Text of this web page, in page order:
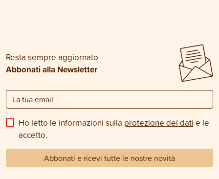
Resta sempre aggiornato
Abbonati alla Newsletter
Ho letto le informazioni sulla protezione dei dati e le
accetto.
Abbonati e ricevi tutte le nostre novità